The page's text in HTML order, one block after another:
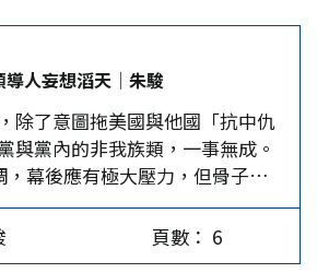
動盪不定；25萬人走上街頭「反
，檢調仍瘋狂搜索國民黨地方黨
，引發「司法不公、政治迫害」
執政周年的民調不滿意度過半。
不斷提醒川普政府應約束台灣領
又蹦出一句「統一與和平」後，
陳水扁的覆轍，也成為「麻煩製
後講了一推模稜兩可的話，甚至
導人妄想滔天│朱駿
除了意圖拖美國與他國「抗中仇
與黨內的非我族類，一事無成。
，幕後應有極大壓力，但骨子裡
是台灣最大的危機所在。國民黨
須趕快重建政治論述。 賴清德
吹擂瞎掰出不少政績，自家做的
頁數： 6